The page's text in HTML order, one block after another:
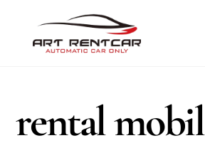
content
rental mobil